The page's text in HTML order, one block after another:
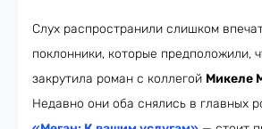
Слух распространили слишком
поклонники, которые предположили,
закрутила роман с коллегой Микеле
Недавно они оба снялись в главных